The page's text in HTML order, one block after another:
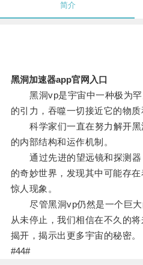
简介
黑洞加速器app官网入口
黑洞vp是宇宙中一种极为罕
的引力，吞噬一切接近它的物质
科学家们一直在努力解开黑
的内部结构和运作机制。
通过先进的望远镜和探测器
的奇妙世界，发现其中可能存
惊人现象。
尽管黑洞vp仍然是一个巨大
从未停止，我们相信在不久的
揭开，揭示出更多宇宙的秘密。
#44#